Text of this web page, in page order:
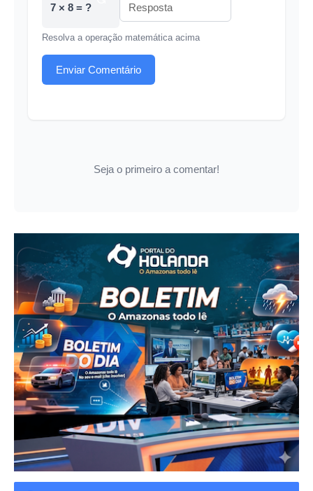
7 × 8 = ?
Resolva a operação matemática acima
Enviar Comentário
Seja o primeiro a comentar!